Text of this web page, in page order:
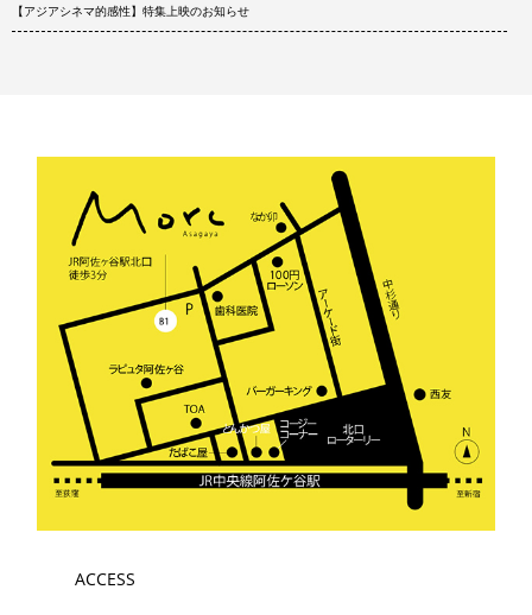
【アジアシネマ的感性】特集上映のお知らせ
ACCESS